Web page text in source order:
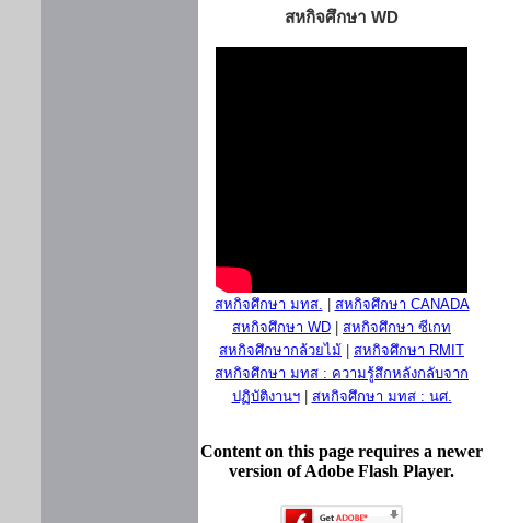
สหกิจศึกษา WD
สหกิจศึกษา มทส.
สหกิจศึกษา CANADA
สหกิจศึกษา WD
สหกิจศึกษา ซีเกท
สหกิจศึกษากล้วยไม้
สหกิจศึกษา RMIT
สหกิจศึกษา มทส : ความรู้สึกหลังกลับจาก
ปฏิบัติงานฯ| สหกิจศึกษา มทส : นศ.
Content on this page requires a newer
version of Adobe Flash Player.